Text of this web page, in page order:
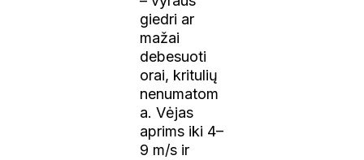
giedri ar
mažai
debesuoti
orai, kritulių
nenumatom
a. Vėjas
aprims iki 4–
9 m/s ir